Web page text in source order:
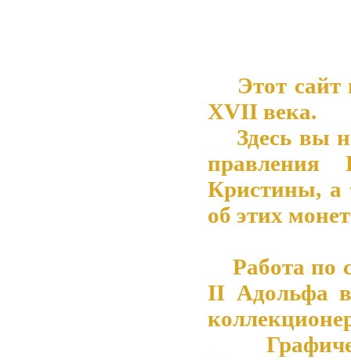
Этот сайт
XVII века.
Здесь вы
Кристины, а
об этих
Работа по
II Адольфа